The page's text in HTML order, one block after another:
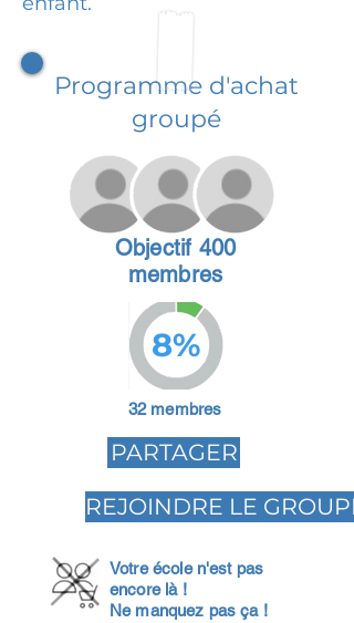
Programme d'achat
groupé
Objectif 400
membres
8%
32 membres
PARTAGER
REJOINDRE LE GROUPE
Votre école n'est pas
encore là !
Ne manquez pas ça !